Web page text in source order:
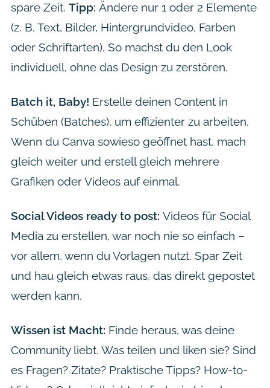
spare Zeit. Tipp: Ändere nur 1 oder 2 Elemente
(z. B. Text, Bilder, Hintergrundvideo, Farben
oder Schriftarten). So machst du den Look
individuell, ohne das Design zu zerstören.
Batch it, Baby! Erstelle deinen Content in
Schüben (Batches), um effizienter zu arbeiten.
Wenn du Canva sowieso geöffnet hast, mach
gleich weiter und erstell gleich mehrere
Grafiken oder Videos auf einmal.
Social Videos ready to post: Videos für Social
Media zu erstellen, war noch nie so einfach –
vor allem, wenn du Vorlagen nutzt. Spar Zeit
und hau gleich etwas raus, das direkt gepostet
werden kann.
Wissen ist Macht: Finde heraus, was deine
Community liebt. Was teilen und liken sie? Sind
es Fragen? Zitate? Praktische Tipps? How-to-